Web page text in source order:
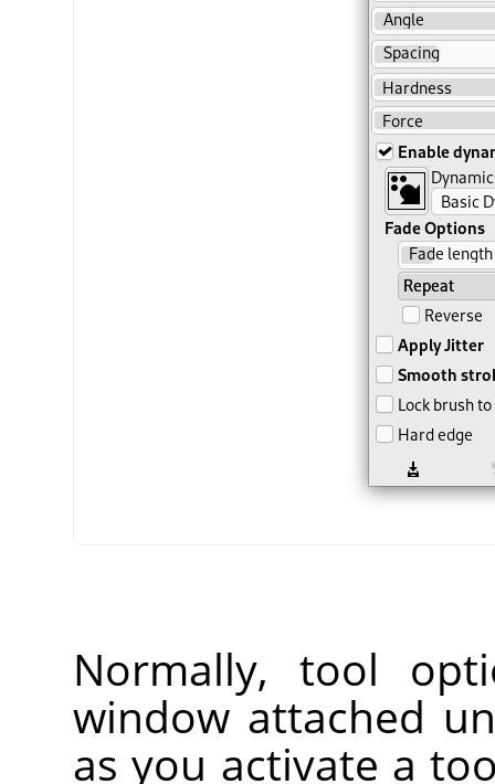
Normally, tool
window attached
as you activate a